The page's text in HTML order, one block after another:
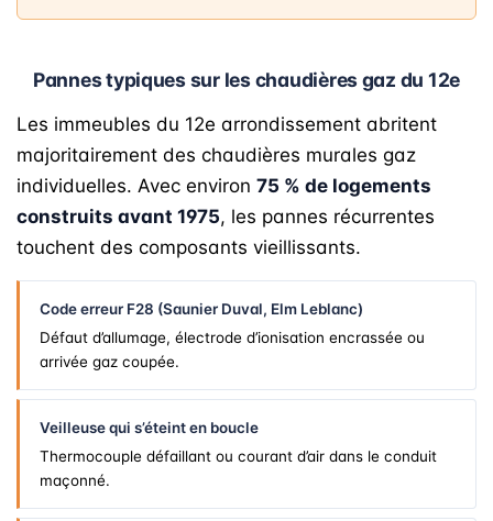
Pannes typiques sur les chaudières gaz du 12e
Les immeubles du 12e arrondissement abritent
majoritairement des chaudières murales gaz
individuelles. Avec environ 75 % de logements
construits avant 1975, les pannes récurrentes
touchent des composants vieillissants.
Code erreur F28 (Saunier Duval, Elm Leblanc)
Défaut d’allumage, électrode d’ionisation encrassée ou
arrivée gaz coupée.
Veilleuse qui s’éteint en boucle
Thermocouple défaillant ou courant d’air dans le conduit
maçonné.